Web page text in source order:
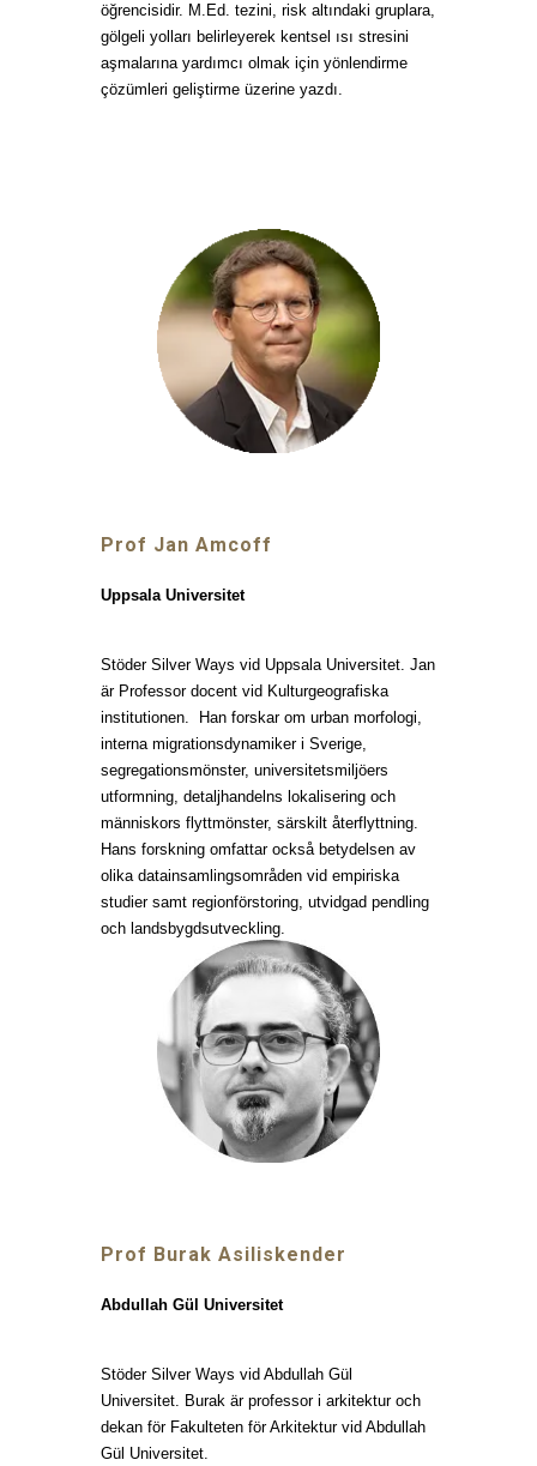
öğrencisidir. M.Ed. tezini, risk altındaki gruplara,
gölgeli yolları belirleyerek kentsel ısı stresini
aşmalarına yardımcı olmak için yönlendirme
çözümleri geliştirme üzerine yazdı.
Prof Jan Amcoff
Uppsala Universitet
Stöder Silver Ways vid Uppsala Universitet. Jan
är Professor docent vid Kulturgeografiska
institutionen. Han forskar om urban morfologi,
interna migrationsdynamiker i Sverige,
segregationsmönster, universitetsmiljöers
utformning, detaljhandelns lokalisering och
människors flyttmönster, särskilt återflyttning.
Hans forskning omfattar också betydelsen av
olika datainsamlingsområden vid empiriska
studier samt regionförstoring, utvidgad pendling
och landsbygdsutveckling.
Prof Burak Asiliskender
Abdullah Gül Universitet
Stöder Silver Ways vid Abdullah Gül
Universitet. Burak är professor i arkitektur och
dekan för Fakulteten för Arkitektur vid Abdullah
Gül Universitet.